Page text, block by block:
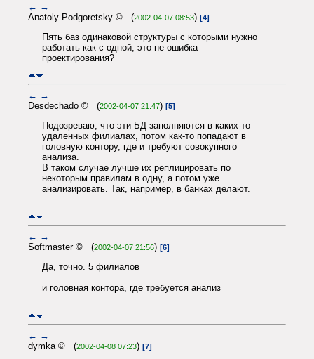
← →
Anatoly Podgoretsky © (2002-04-07 08:53) [4]
Пять баз одинаковой структуры с которыми нужно
работать как с одной, это не ошибка
проектирования?
← →
Desdechado © (2002-04-07 21:47) [5]
Подозреваю, что эти БД заполняются в каких-то
удаленных филиалах, потом как-то попадают в
головную контору, где и требуют совокупного
анализа.
В таком случае лучше их реплицировать по
некоторым правилам в одну, а потом уже
анализировать. Так, например, в банках делают.
← →
Softmaster © (2002-04-07 21:56) [6]
Да, точно. 5 филиалов
и головная контора, где требуется анализ
← →
dymka © (2002-04-08 07:23) [7]